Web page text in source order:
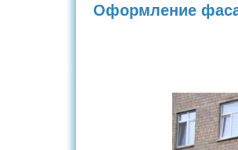
Оформление